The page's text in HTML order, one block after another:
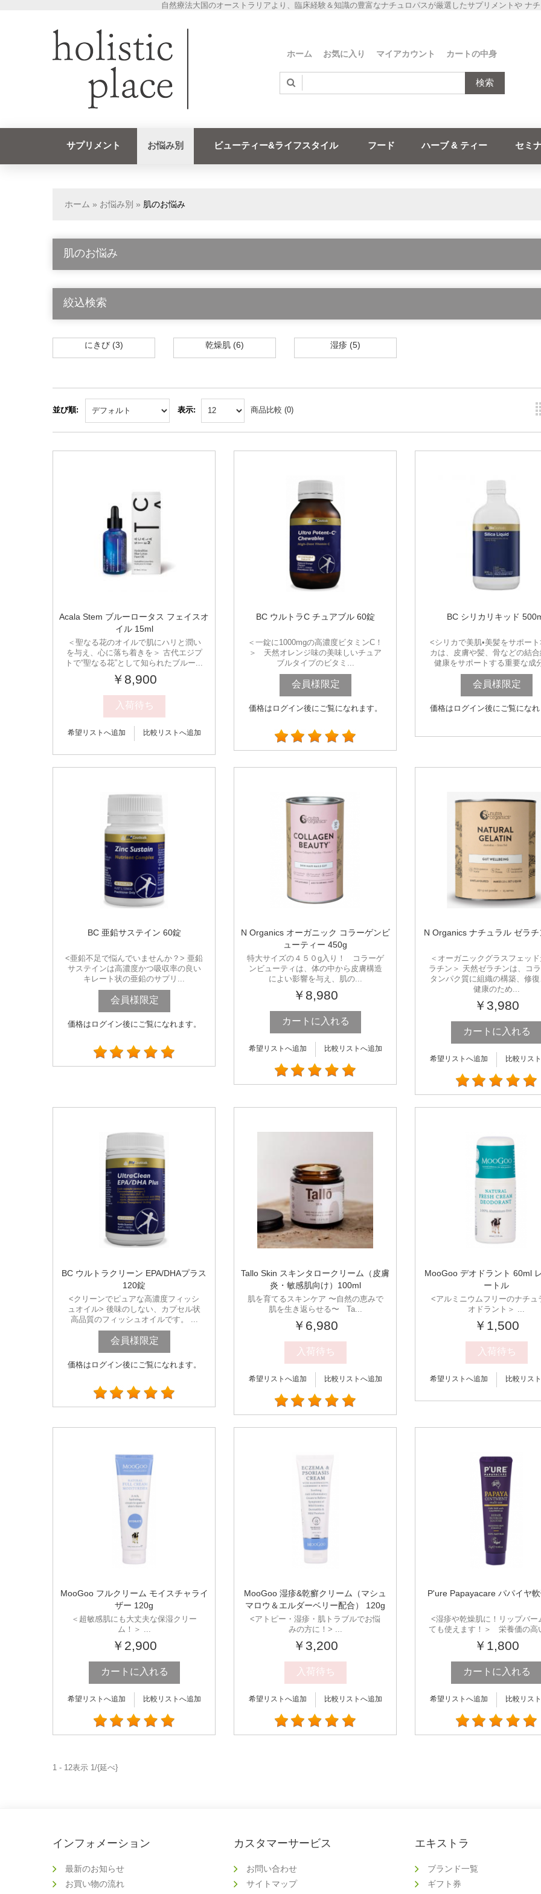
自然療法大国のオーストラリアより、臨床経験＆知識の豊富なナチュロパスが厳選したサプリメントや ナ
ホーム お気に入り マイアカウント カートの中身
検索
サプリメント お悩み別 ビューティー&ライフスタイル フード ハーブ & ティー セミ
ホーム » お悩み別 » 肌のお悩み
肌のお悩み
絞込検索
にきび (3) 乾燥肌 (6) 湿疹 (5)
並び順: 表示: 商品比較 (0)
Acala Stem ブルーロータス フェイスオ
イル 15ml
＜聖なる花のオイルで肌にハリと潤い
を与え、心に落ち着きを＞ 古代エジプ
トで“聖なる花”として知られたブルー...
￥8,900
入荷待ち
希望リストへ追加 比較リストへ追加
BC ウルトラC チュアブル 60錠
＜一錠に1000mgの高濃度ビタミンC！
＞ 天然オレンジ味の美味しいチュア
ブルタイプのビタミ...
会員様限定
価格はログイン後にご覧になれます。
BC シリカリキッド
<シリカで美肌•美髪をサポート
カは、皮膚や髪、骨などの結
健康をサポートする重要な成
会員様限定
価格はログイン後にご覧になれ
BC 亜鉛サステイン 60錠
<亜鉛不足で悩んでいませんか？> 亜鉛
サステインは高濃度かつ吸収率の良い
キレート状の亜鉛のサプリ...
会員様限定
価格はログイン後にご覧になれます。
N Organics オーガニック コラーゲンビ
ューティー 450g
特大サイズの４５０g入り！ コラーゲ
ンビューティは、体の中から皮膚構造
によい影響を与え、肌の...
￥8,980
カートに入れる
希望リストへ追加 比較リストへ追加
N Organics ナチュラル ゼラ
＜オーガニックグラスフェッ
ラチン＞ 天然ゼラチンは、コ
タンパク質に組織の構築、修
健康のため...
￥3,980
カートに入れる
希望リストへ追加 比較リス
BC ウルトラクリーン EPA/DHAプラス
120錠
<クリーンでピュアな高濃度フィッシ
ュオイル> 後味のしない、カプセル状
高品質のフィッシュオイルです。 ...
会員様限定
価格はログイン後にご覧になれます。
Tallo Skin スキンタロークリーム（皮膚
炎・敏感肌向け）100ml
肌を育てるスキンケア 〜自然の恵みで
肌を生き返らせる〜 Ta...
￥6,980
入荷待ち
希望リストへ追加 比較リストへ追加
MooGoo デオドラント 60ml
ートル
<アルミニウムフリーのナチュ
オドラント＞ ...
￥1,500
入荷待ち
希望リストへ追加 比較リス
MooGoo フルクリーム モイスチャライ
ザー 120g
＜超敏感肌にも大丈夫な保湿クリー
ム！＞ ...
￥2,900
カートに入れる
希望リストへ追加 比較リストへ追加
MooGoo 湿疹&乾癬クリーム（マシュ
マロウ＆エルダーベリー配合） 120g
<アトピー・湿疹・肌トラブルでお悩
みの方に！> ...
￥3,200
入荷待ち
希望リストへ追加 比較リストへ追加
P'ure Papayacare パパイヤ
<湿疹や乾燥肌に！リップバー
ても使えます！＞ 栄養価の高
￥1,800
カートに入れる
希望リストへ追加 比較リス
1 - 12表示 1/{延べ}
インフォメーション
最新のお知らせ
お買い物の流れ
カスタマーサービス
お問い合わせ
サイトマップ
エキストラ
ブランド一覧
ギフト券